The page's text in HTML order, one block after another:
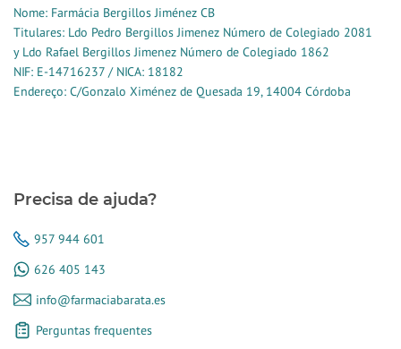
Nome: Farmácia Bergillos Jiménez CB
Titulares: Ldo Pedro Bergillos Jimenez Número de Colegiado 2081
y Ldo Rafael Bergillos Jimenez Número de Colegiado 1862
NIF: E-14716237 / NICA: 18182
Endereço: C/Gonzalo Ximénez de Quesada 19, 14004 Córdoba
Precisa de ajuda?
957 944 601
626 405 143
info@farmaciabarata.es
Perguntas frequentes